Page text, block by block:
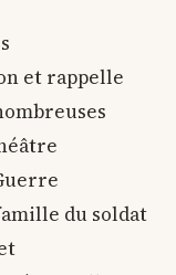
et rappelle
du soldat